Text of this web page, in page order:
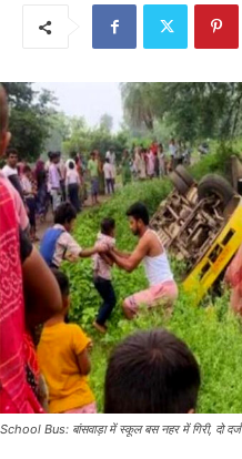
School Bus: बांसवाड़ा में स्कूल बस नहर में गिरी, दो